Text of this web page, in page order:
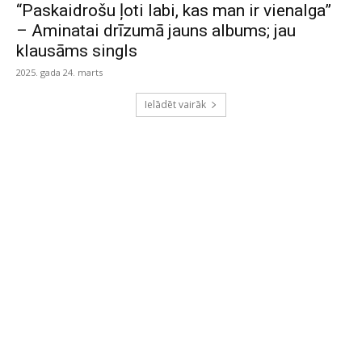
“Paskaidrošu ļoti labi, kas man ir vienalga”
– Aminatai drīzumā jauns albums; jau
klausāms singls
2025. gada 24. marts
Ielādēt vairāk